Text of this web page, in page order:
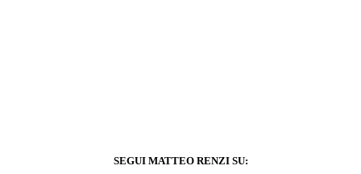
SEGUI MATTEO RENZI SU: